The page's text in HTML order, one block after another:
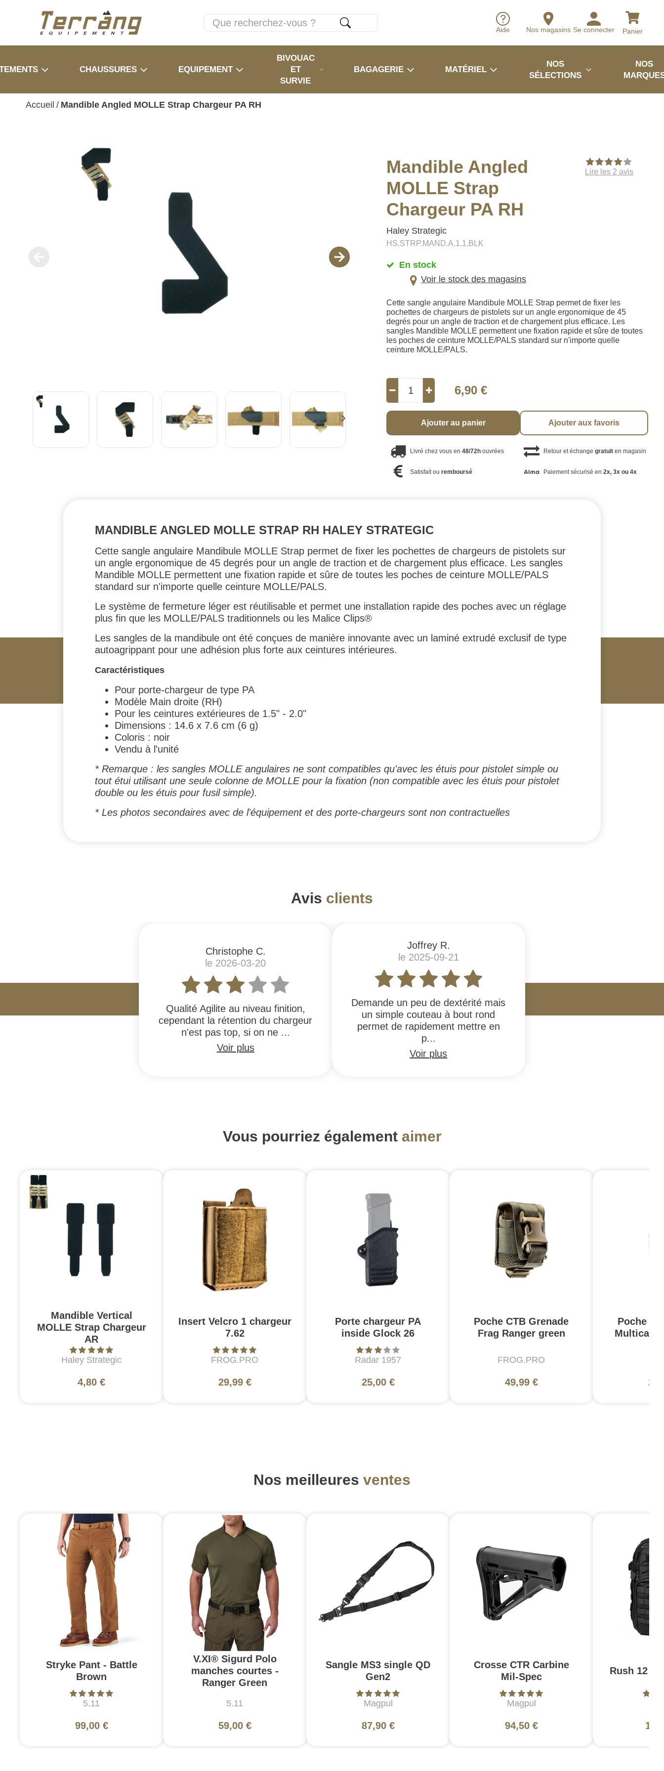
Aide Nos magasins Se connecter Panier
CHAUSSURES EQUIPEMENT
BIVOUAC
ET
SURVIE
BAGAGERIE MATÉRIEL
NOS
SÉLECTIONS
NOS
Accueil / Mandible Angled MOLLE Strap Chargeur PA RH
Mandible Angled
MOLLE Strap
Chargeur PA RH
Haley Strategic
HS.STRP.MAND.A.1.1.BLK
Lire les 2 avis
En stock
Voir le stock des magasins
Cette sangle angulaire Mandibule MOLLE Strap permet de fixer les
pochettes de chargeurs de pistolets sur un angle ergonomique de 45
degrés pour un angle de traction et de chargement plus efficace. Les
sangles Mandible MOLLE permettent une fixation rapide et sûre de toutes
les poches de ceinture MOLLE/PALS standard sur n'importe quelle
ceinture MOLLE/PALS.
6,90 €
Ajouter au panier Ajouter aux favoris
Livré chez vous en48/72h ouvrées Retour et échange gratuiten magasin
Satisfait ouremboursé Paiement sécurisé en 2x, 3x ou 4x
MANDIBLE ANGLED MOLLE STRAP RH HALEY STRATEGIC
Cette sangle angulaire Mandibule MOLLE Strap permet de fixer les pochettes de chargeurs de pistolets sur
un angle ergonomique de 45 degrés pour un angle de traction et de chargement plus efficace. Les sangles
Mandible MOLLE permettent une fixation rapide et sûre de toutes les poches de ceinture MOLLE/PALS
standard sur n'importe quelle ceinture MOLLE/PALS.
Le système de fermeture léger est réutilisable et permet une installation rapide des poches avec un réglage
plus fin que les MOLLE/PALS traditionnels ou les Malice Clips®
Les sangles de la mandibule ont été conçues de manière innovante avec un laminé extrudé exclusif de type
autoagrippant pour une adhésion plus forte aux ceintures intérieures.
Caractéristiques
Pour porte-chargeur de type PA
Modèle Main droite (RH)
Pour les ceintures extérieures de 1.5" - 2.0"
Dimensions : 14.6 x 7.6 cm (6 g)
Coloris : noir
Vendu à l'unité
* Remarque : les sangles MOLLE angulaires ne sont compatibles qu'avec les étuis pour pistolet simple ou
tout étui utilisant une seule colonne de MOLLE pour la fixation (non compatible avec les étuis pour pistolet
double ou les étuis pour fusil simple).
* Les photos secondaires avec de l'équipement et des porte-chargeurs sont non contractuelles
Avis clients
Christophe C.
le 2026-03-20
Qualité Agilite au niveau finition,
cependant la rétention du chargeur
n'est pas top, si on ne ...
Voir plus
Joffrey R.
le 2025-09-21
Demande un peu de dextérité mais
un simple couteau à bout rond
permet de rapidement mettre en
p...
Voir plus
Vous pourriez également aimer
Mandible Vertical
MOLLE Strap Chargeur
AR
Haley Strategic
4,80 €
Insert Velcro 1 chargeur
7.62
FROG.PRO
29,99 €
Porte chargeur PA
inside Glock 26
Radar 1957
25,00 €
Poche CTB Grenade
Frag Ranger green
FROG.PRO
49,99 €
Poche
Multicam
Nos meilleures ventes
Stryke Pant - Battle
Brown
5.11
99,00 €
V.XI® Sigurd Polo
manches courtes -
Ranger Green
5.11
59,00 €
Sangle MS3 single QD
Gen2
Magpul
87,90 €
Crosse CTR Carbine
Mil-Spec
Magpul
94,50 €
Rush 12